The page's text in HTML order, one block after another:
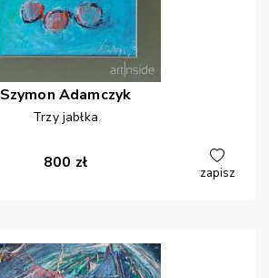
Szymon Adamczyk
Trzy jabłka
800 zł
zapisz